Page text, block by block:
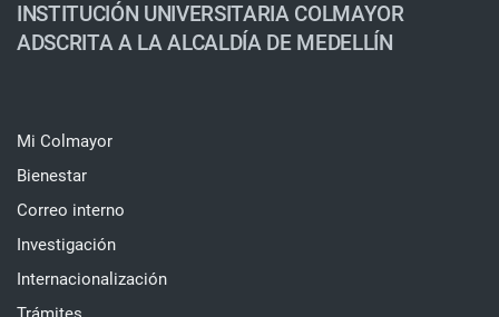
INSTITUCIÓN UNIVERSITARIA COLMAYOR
ADSCRITA A LA ALCALDÍA DE MEDELLÍN
Mi Colmayor
Bienestar
Correo interno
Investigación
Internacionalización